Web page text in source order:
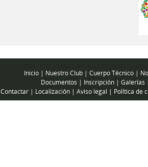
Inicio | Nuestro Club | Cuerpo Técnico |
Documentos | Inscripción | Galerías
Contactar | Localización | Aviso legal | Política de